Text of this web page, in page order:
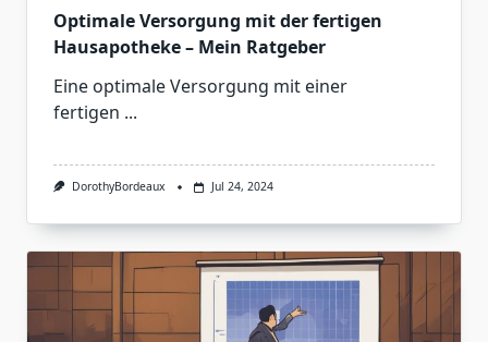
Optimale Versorgung mit der fertigen
Hausapotheke – Mein Ratgeber
Eine optimale Versorgung mit einer
fertigen ...
DorothyBordeaux Jul 24, 2024